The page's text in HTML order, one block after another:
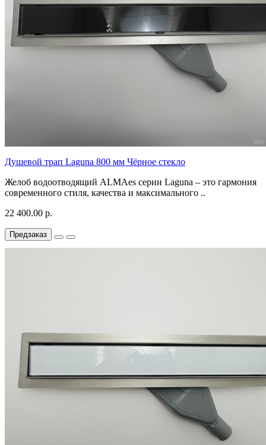
Душевой трап Laguna 800 мм Чёрное стекло
Желоб водоотводящий ALMAes серии Laguna – это гармония
современного стиля, качества и максимального ..
22 400.00 р.
Предзаказ